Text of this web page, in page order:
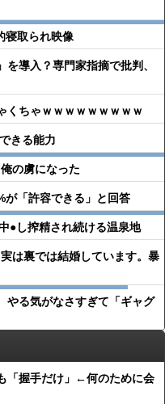
寝取られ映像
導入？専門家指摘で批判、
くちゃｗｗｗｗｗｗｗｗｗ
きる能力
の虜になった
が「許容できる」と回答
●︎し搾精され続ける温泉地
は裏では結婚しています。暴
やる気がなさすぎて「ギャグ
「握手だけ」←何のために会